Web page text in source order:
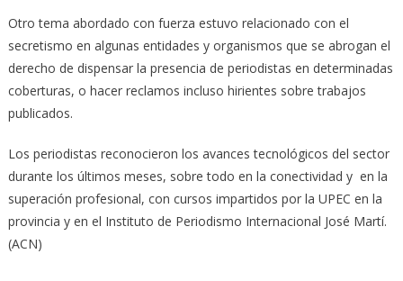
Otro tema abordado con fuerza estuvo relacionado con el
secretismo en algunas entidades y organismos que se abrogan el
derecho de dispensar la presencia de periodistas en determinadas
coberturas, o hacer reclamos incluso hirientes sobre trabajos
publicados.
Los periodistas reconocieron los avances tecnológicos del sector
durante los últimos meses, sobre todo en la conectividad y en la
superación profesional, con cursos impartidos por la UPEC en la
provincia y en el Instituto de Periodismo Internacional José Martí.
(ACN)